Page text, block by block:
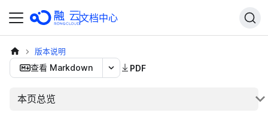
文档中心
版本说明
查看 Markdown PDF
本页总览